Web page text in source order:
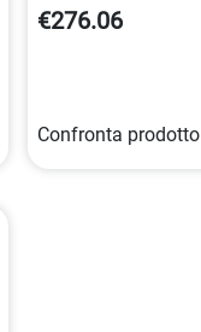
elettroutensili.
€276.06
Confronta prodotto